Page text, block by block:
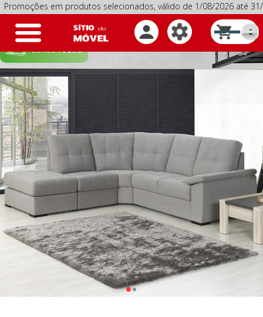
em produtos selecionados, válido de 1/08/2026 até 31/
Toggle
navigation 0